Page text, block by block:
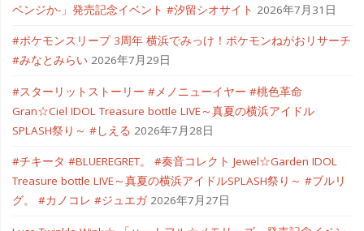
ベンジか-」発売記念イベント #汐留シオサイト 2026年7月31日
#ポケモンスリープ 3周年 横浜でみっけ！ポケモンねがおリサーチ
#みなとみらい 2026年7月29日
#スターリットストーリー #メノニューイヤー #桃色革命
Gran☆Ciel IDOL Treasure bottle LIVE～真夏の横浜アイドル
SPLASH祭り～ #しえる 2026年7月28日
#チキータ #BLUEREGRET。 #奏音コレクト Jewel☆Garden IDOL
Treasure bottle LIVE～真夏の横浜アイドルSPLASH祭り～ #ブルリ
グ。 #カノコレ #ジュエガ 2026年7月27日